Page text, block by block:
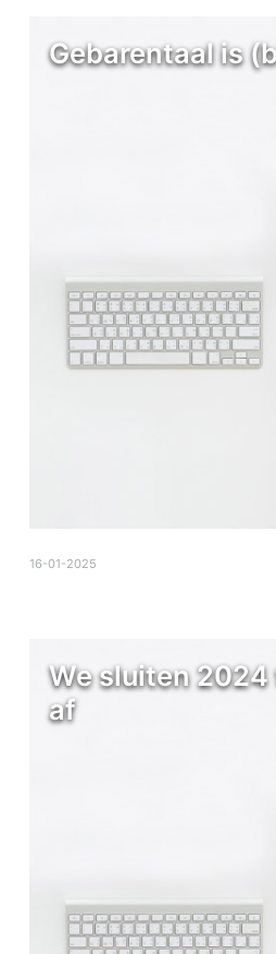
Gebarentaal is
16-01-2025
We sluiten
af